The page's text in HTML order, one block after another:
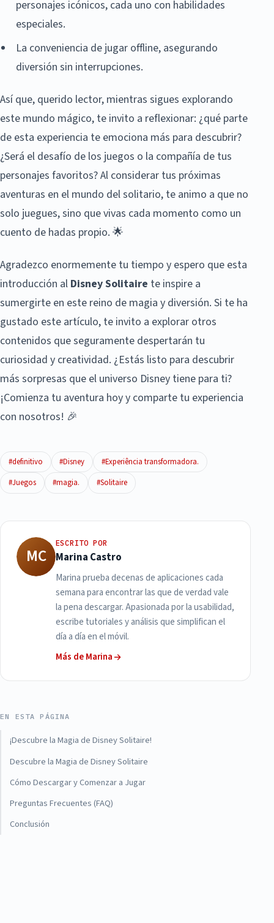
personajes icónicos, cada uno con habilidades
especiales.
La conveniencia de jugar offline, asegurando
diversión sin interrupciones.
Así que, querido lector, mientras sigues explorando
este mundo mágico, te invito a reflexionar: ¿qué parte
de esta experiencia te emociona más para descubrir?
¿Será el desafío de los juegos o la compañía de tus
personajes favoritos? Al considerar tus próximas
aventuras en el mundo del solitario, te animo a que no
solo juegues, sino que vivas cada momento como un
cuento de hadas propio. 🌟
Agradezco enormemente tu tiempo y espero que esta
introducción al Disney Solitaire te inspire a
sumergirte en este reino de magia y diversión. Si te ha
gustado este artículo, te invito a explorar otros
contenidos que seguramente despertarán tu
curiosidad y creatividad. ¿Estás listo para descubrir
más sorpresas que el universo Disney tiene para ti?
¡Comienza tu aventura hoy y comparte tu experiencia
con nosotros! 🎉
#definitivo #Disney
#Experiência transformadora.
#Juegos
#magia. #Solitaire
MC
ESCRITO POR
Marina Castro
Marina prueba decenas de aplicaciones cada
semana para encontrar las que de verdad vale
la pena descargar. Apasionada por la usabilidad,
escribe tutoriales y análisis que simplifican el
día a día en el móvil.
Más de Marina
EN ESTA PÁGINA
¡Descubre la Magia de Disney Solitaire!
Descubre la Magia de Disney Solitaire
Cómo Descargar y Comenzar a Jugar
Preguntas Frecuentes (FAQ)
Conclusión